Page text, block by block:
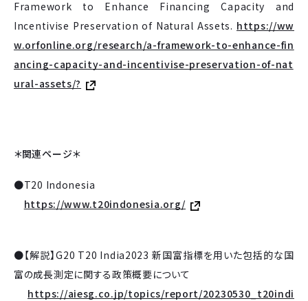
Framework to Enhance Financing Capacity and
Incentivise Preservation of Natural Assets. https://ww
w.orfonline.org/research/a-framework-to-enhance-fin
ancing-capacity-and-incentivise-preservation-of-nat
ural-assets/?
＊関連ページ＊
●T20 Indonesia
https://www.t20indonesia.org/
●【解説】G20 T20 India2023 新国富指標を用いた包括的な国
富の成長測定に関する政策概要について
https://aiesg.co.jp/topics/report/20230530_t20indi